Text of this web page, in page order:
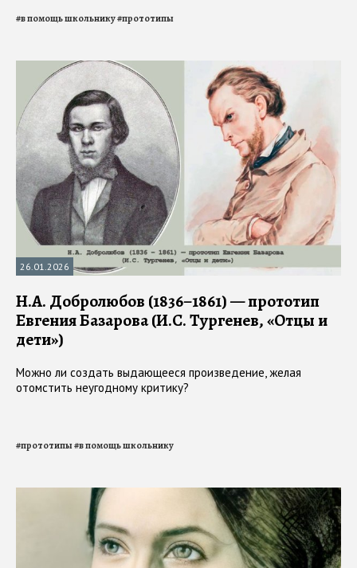
#в помощь школьнику#прототипы
26.01.2026
Н.А. Добролюбов (1836–1861) — прототип
Евгения Базарова (И.С. Тургенев, «Отцы и
дети»)
Можно ли создать выдающееся произведение, желая
отомстить неугодному критику?
#прототипы#в помощь школьнику